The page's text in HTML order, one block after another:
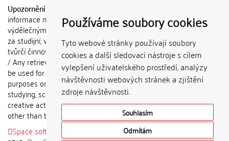
Používáme soubory cookies
Tyto webové stránky používají soubory
cookies a další sledovací nástroje s cílem
vylepšení uživatelského prostředí, analýzy
návštěvnosti webových stránek a zjištění
zdroje návštěvnosti.
Souhlasím
Odmítám
Upozornění / Notice:
informace nemohou být použity k
výdělečným účelům nebo vydávány
za studijní, vědeckou nebo jinou
tvůrčí činnost jiné osoby než autora.
/ Any retrieved information shall not
be used for any commercial
purposes or claimed as results of
studying, scientific or any other
creative activities of any person
other than the author.
DSpace software
copyright © 2002-